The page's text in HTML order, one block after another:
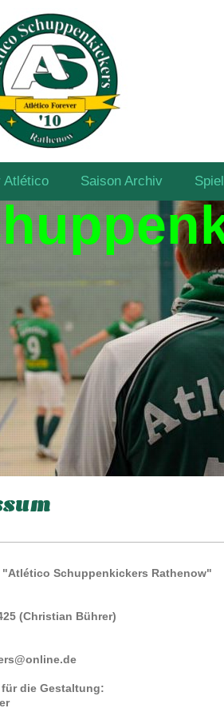
Atlético Saison Archiv
"Atlético Schuppenkickers Rathenow"
(Christian Bührer)
die Gestaltung: